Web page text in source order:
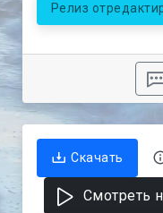
Релиз
Скачать
Смотреть